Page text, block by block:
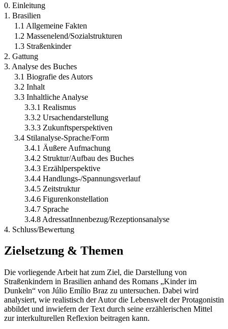
0. Einleitung
1. Brasilien
1.1 Allgemeine Fakten
1.2 Massenelend/Sozialstrukturen
1.3 Straßenkinder
2. Gattung
3. Analyse des Buches
3.1 Biografie des Autors
3.2 Inhalt
3.3 Inhaltliche Analyse
3.3.1 Realismus
3.3.2 Ursachendarstellung
3.3.3 Zukunftsperspektiven
3.4 Stilanalyse-Sprache/Form
3.4.1 Äußere Aufmachung
3.4.2 Struktur/Aufbau des Buches
3.4.3 Erzählperspektive
3.4.4 Handlungs-/Spannungsverlauf
3.4.5 Zeitstruktur
3.4.6 Figurenkonstellation
3.4.7 Sprache
3.4.8 AdressatInnenbezug/Rezeptionsanalyse
4. Schluss/Bewertung
Zielsetzung & Themen
Die vorliegende Arbeit hat zum Ziel, die Darstellung von
Straßenkindern in Brasilien anhand des Romans „Kinder im
Dunkeln“ von Júlio Emílio Braz zu untersuchen. Dabei wird
analysiert, wie realistisch der Autor die Lebenswelt der Protagonistin
abbildet und inwiefern der Text durch seine erzählerischen Mittel
zur interkulturellen Reflexion beitragen kann.